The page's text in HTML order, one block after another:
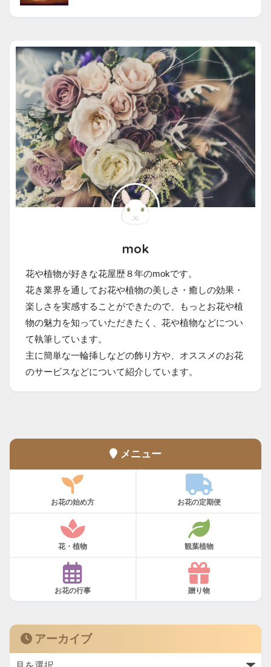
mok
花や植物が好きな花屋歴８年のmokです。
花き業界を通してお花や植物の美しさ・癒しの効果・
楽しさを実感することができたので、もっとお花や植
物の魅力を知っていただきたく、花や植物などについ
て執筆しています。
主に簡単な一輪挿しなどの飾り方や、オススメのお花
のサービスなどについて紹介しています。
メニュー
お花の始め方 お花の定期便
花・植物 観葉植物
お花の行事 贈り物
アーカイブ